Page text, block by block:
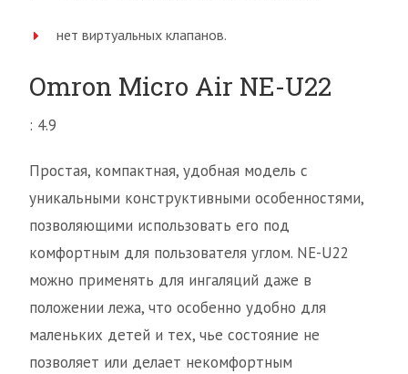
нет виртуальных клапанов.
Omron Micro Air NE-U22
: 4.9
Простая, компактная, удобная модель с
уникальными конструктивными особенностями,
позволяющими использовать его под
комфортным для пользователя углом. NE-U22
можно применять для ингаляций даже в
положении лежа, что особенно удобно для
маленьких детей и тех, чье состояние не
позволяет или делает некомфортным